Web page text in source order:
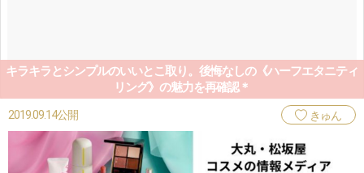
キラキラとシンプルのいいとこ取り。後悔なしの《ハーフエタニティ
リング》の魅力を再確認＊
2019.09.14公開 きゅん